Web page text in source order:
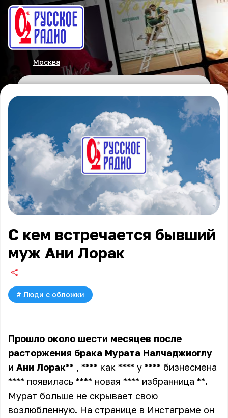
Москва
С кем встречается бывший
муж Ани Лорак
# Люди с обложки
Прошло около шести месяцев после
расторжения брака Мурата Налчаджиоглу
и Ани Лорак** , **** как **** у **** бизнесмена
**** появилась **** новая **** избранница **.
Мурат больше не скрывает свою
возлюбленную. На странице в Инстаграме он